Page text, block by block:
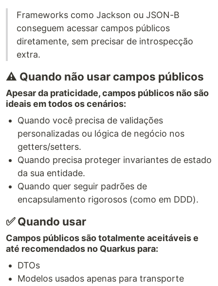
Frameworks como Jackson ou JSON-B
conseguem acessar campos públicos
diretamente, sem precisar de introspecção
extra.
⚠️ Quando não usar campos públicos
Apesar da praticidade, campos públicos não são
ideais em todos os cenários:
Quando você precisa de validações
personalizadas ou lógica de negócio nos
getters/setters.
Quando precisa proteger invariantes de estado
da sua entidade.
Quando quer seguir padrões de
encapsulamento rigorosos (como em DDD).
✅ Quando usar
Campos públicos são totalmente aceitáveis e
até recomendados no Quarkus para:
DTOs
Modelos usados apenas para transporte